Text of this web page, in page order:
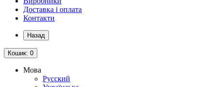
Доставка і оплата
Контакти
Назад
Кошик: 0
Мова
Русский